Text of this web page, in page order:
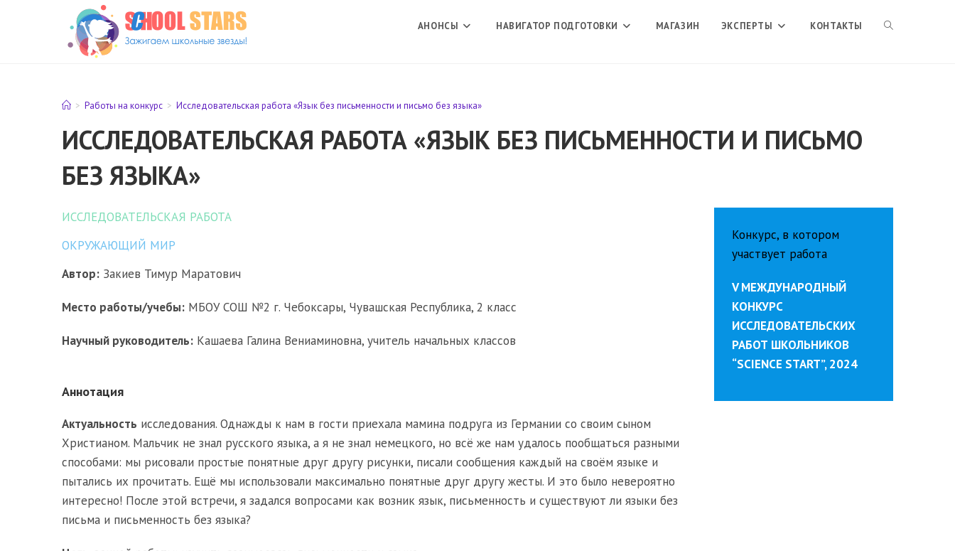
АНОНСЫ НАВИГАТОР ПОДГОТОВКИ МАГАЗИН ЭКСПЕРТЫ КОНТАКТЫ ПЕРЕКЛЮЧИТЬ
> Работы на конкурс > Исследовательская работа «Язык без письменности и письмо без языка»
ИССЛЕДОВАТЕЛЬСКАЯ РАБОТА «ЯЗЫК БЕЗ ПИСЬМЕННОСТИ И ПИСЬМО
БЕЗ ЯЗЫКА»
ИССЛЕДОВАТЕЛЬСКАЯ РАБОТА
ОКРУЖАЮЩИЙ МИР
Автор: Закиев Тимур Маратович
Место работы/учебы: МБОУ СОШ №2 г. Чебоксары, Чувашская Республика, 2 класс
Научный руководитель: Кашаева Галина Вениаминовна, учитель начальных классов
Аннотация
Актуальность исследования. Однажды к нам в гости приехала мамина подруга из Германии со своим сыном
Христианом. Мальчик не знал русского языка, а я не знал немецкого, но всё же нам удалось пообщаться разными
способами: мы рисовали простые понятные друг другу рисунки, писали сообщения каждый на своём языке и
пытались их прочитать. Ещё мы использовали максимально понятные друг другу жесты. И это было невероятно
интересно! После этой встречи, я задался вопросами как возник язык, письменность и существуют ли языки без
письма и письменность без языка?
Конкурс, в котором
участвует работа
V МЕЖДУНАРОДНЫЙ
КОНКУРС
ИССЛЕДОВАТЕЛЬСКИХ
РАБОТ ШКОЛЬНИКОВ
“SCIENCE START”, 2024